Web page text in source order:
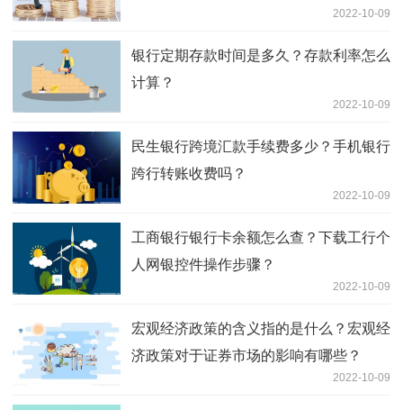
2022-10-09
银行定期存款时间是多久？存款利率怎么
计算？
2022-10-09
民生银行跨境汇款手续费多少？手机银行
跨行转账收费吗？
2022-10-09
工商银行银行卡余额怎么查？下载工行个
人网银控件操作步骤？
2022-10-09
宏观经济政策的含义指的是什么？宏观经
济政策对于证券市场的影响有哪些？
2022-10-09